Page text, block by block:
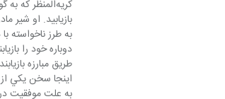
دوباره خود را